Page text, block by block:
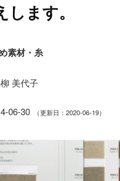
します。
素材・糸
美代子
06-30 （更新日：2020-06-19）